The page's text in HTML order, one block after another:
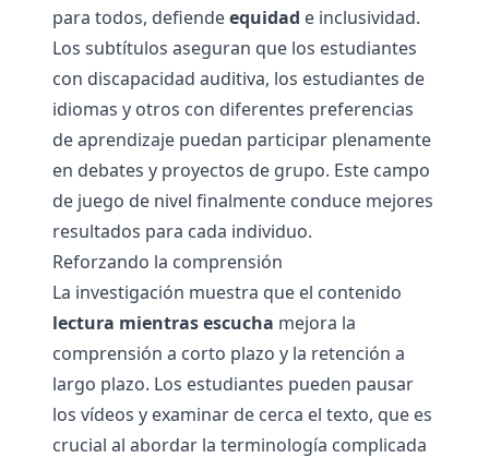
para todos, defiendeequidad e inclusividad.
Los subtítulos aseguran que los estudiantes
con discapacidad auditiva, los estudiantes de
idiomas y otros con diferentes preferencias
de aprendizaje puedan participar plenamente
en debates y proyectos de grupo. Este campo
de juego de nivel finalmente conduce mejores
resultados para cada individuo.
Reforzando la comprensión
La investigación muestra que el contenido
lectura mientras escucha mejora la
comprensión a corto plazo y la retención a
largo plazo. Los estudiantes pueden pausar
los vídeos y examinar de cerca el texto, que es
crucial al abordar la terminología complicada